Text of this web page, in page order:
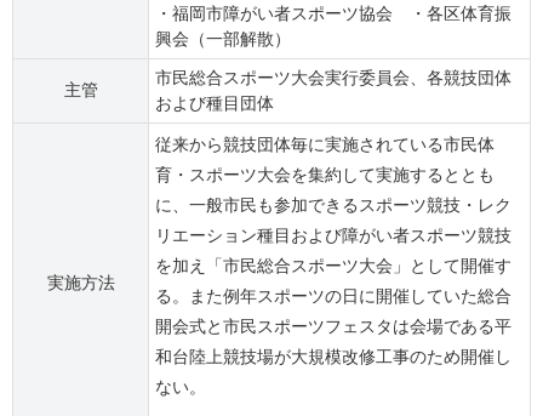
・福岡市障がい者スポーツ協会 ・各区体育振
興会（一部解散）
主管
市民総合スポーツ大会実行委員会、各競技団体
および種目団体
実施方法
従来から競技団体毎に実施されている市民体
育・スポーツ大会を集約して実施するととも
に、一般市民も参加できるスポーツ競技・レク
リエーション種目および障がい者スポーツ競技
を加え「市民総合スポーツ大会」として開催す
る。また例年スポーツの日に開催していた総合
開会式と市民スポーツフェスタは会場である平
和台陸上競技場が大規模改修工事のため開催し
ない。